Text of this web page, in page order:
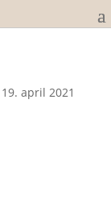
19. april 2021